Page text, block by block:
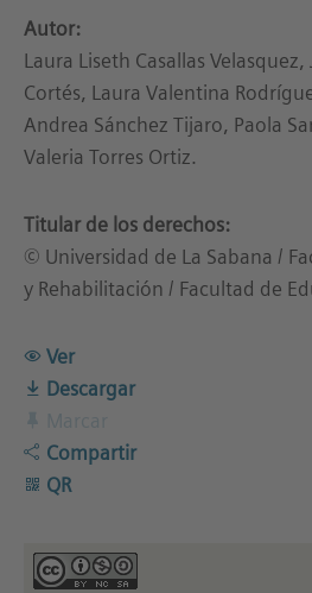
Autor:
Laura Liseth Casallas
Cortés, Laura Valentina
Andrea Sánchez Tijaro, Paola
Valeria Torres Ortiz.
Titular de los derechos:
© Universidad de La Sabana /
y Rehabilitación / Facultad de
Ver
Descargar
Compartir
QR